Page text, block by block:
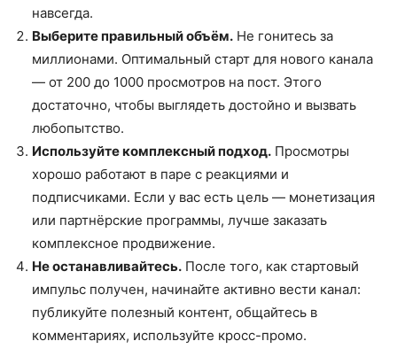
навсегда.
Выберите правильный объём. Не гонитесь за
миллионами. Оптимальный старт для нового канала
— от 200 до 1000 просмотров на пост. Этого
достаточно, чтобы выглядеть достойно и вызвать
любопытство.
Используйте комплексный подход. Просмотры
хорошо работают в паре с реакциями и
подписчиками. Если у вас есть цель — монетизация
или партнёрские программы, лучше заказать
комплексное продвижение.
Не останавливайтесь. После того, как стартовый
импульс получен, начинайте активно вести канал:
публикуйте полезный контент, общайтесь в
комментариях, используйте кросс-промо.